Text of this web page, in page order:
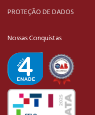
PROTEÇÃO DE DADOS
Nossas Conquistas